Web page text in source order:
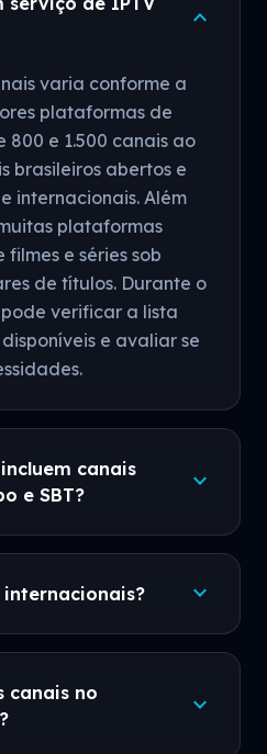
expand_more
varia conforme a
plataformas de
800 e 1.500 canais ao
brasileiros abertos e
internacionais. Além
plataformas
e séries sob
de títulos. Durante o
verificar a lista
e avaliar se
canais
e SBT?
expand_more
internacionais? expand_more
canais no
expand_more